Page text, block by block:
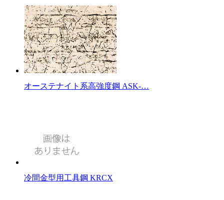
オーステナイト系高強度鋼 ASK-…
冷間金型用工具鋼 KRCX